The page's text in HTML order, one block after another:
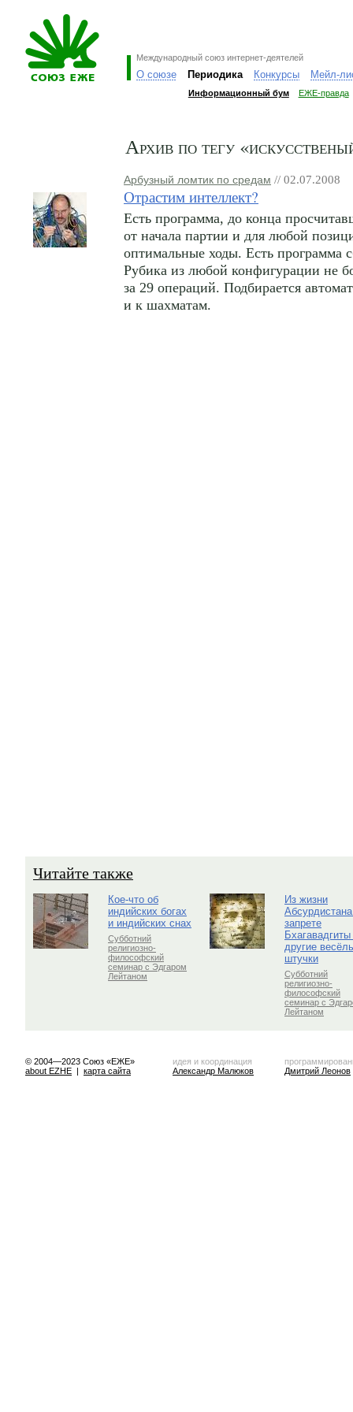
Международный союз интернет-деятелей
О союзе Периодика Конкурсы Мейл-
Информационный бум ЕЖЕ-правда
Архив по тегу
Арбузный ломтик по средам // 02.07.2008
Отрастим интеллект?
Есть программа, до конца
от начала партии и для любой
оптимальные ходы. Есть программа
Рубика из любой конфигурации не
за 29 операций. Подбирается
и к шахматам.
Читайте также
Кое-что об
индийских богах
и индийских снах
Субботний
религиозно-
философский
семинар с Эдгаром
Лейтаном
Из жизни
запрете
Бхагавадгиты
другие
штучки
Субботний
религиозно-
философский
семинар с
Лейтаном
© 2004—2023 Союз «ЕЖЕ»
about EZHE | карта сайта
идея и координация
Александр Малюков
Дмитрий Леонов